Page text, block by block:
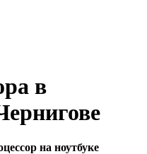
в
на ноутбуке